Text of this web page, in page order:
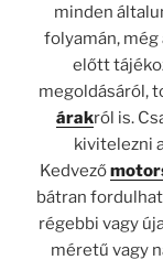
minden
folyamán, még
előtt
megoldásáról,
árakról is.
kivitelezni
Kedvező
bátran
régebbi vagy
méretű vagy